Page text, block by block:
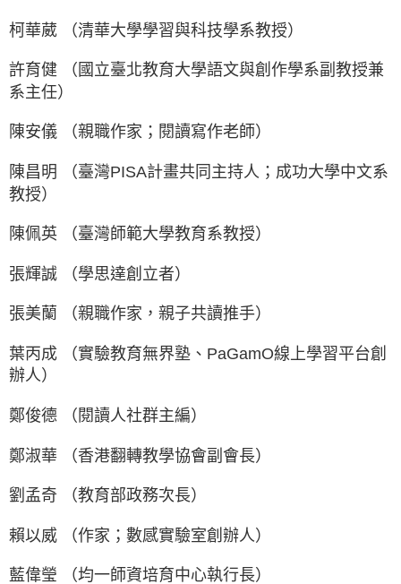
柯華葳 （清華大學學習與科技學系教授）
許育健 （國立臺北教育大學語文與創作學系副教授兼
系主任）
陳安儀 （親職作家；閱讀寫作老師）
陳昌明 （臺灣PISA計畫共同主持人；成功大學中文系
教授）
陳佩英 （臺灣師範大學教育系教授）
張輝誠 （學思達創立者）
張美蘭 （親職作家，親子共讀推手）
葉丙成 （實驗教育無界塾、PaGamO線上學習平台創
辦人）
鄭俊德 （閱讀人社群主編）
鄭淑華 （香港翻轉教學協會副會長）
劉孟奇 （教育部政務次長）
賴以威 （作家；數感實驗室創辦人）
藍偉瑩 （均一師資培育中心執行長）